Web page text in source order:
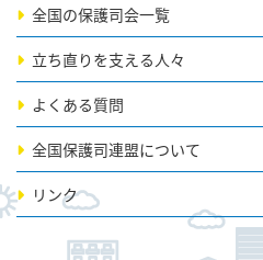
全国の保護司会一覧
立ち直りを支える人々
よくある質問
全国保護司連盟について
リンク